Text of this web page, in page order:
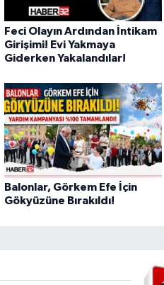
Feci Olayın Ardından İntikam
Girişimi! Evi Yakmaya
Giderken Yakalandılar!
Balonlar, Görkem Efe İçin
Gökyüzüne Bırakıldı!